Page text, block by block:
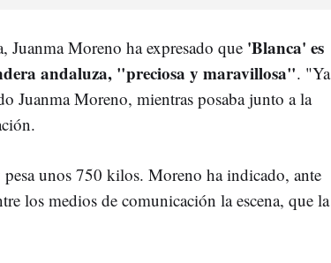
Juanma Moreno ha expresado que 'Blanca' es
andaluza, "preciosa y maravillosa". "Ya
Juanma Moreno, mientras posaba junto a la
unos 750 kilos. Moreno ha indicado, ante
los medios de comunicación la escena, que la